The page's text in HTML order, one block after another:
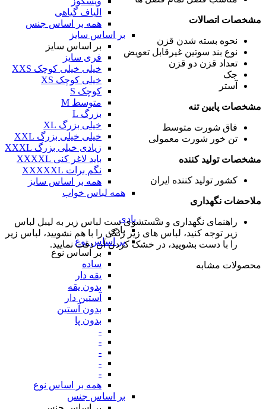
الیاف گیاهی
همه بر اساس جنس
بر اساس سایز
بر اساس سایز
فری سایز
خیلی خیلی کوچک XXS
خیلی کوچک XS
کوچک S
متوسط M
بزرگ L
خیلی بزرگ XL
خیلی خیلی بزرگ XXL
زیادی خیلی بزرگ XXXL
باید لاغر کنی XXXXL
نگم برات XXXXXL
همه بر اساس سایز
همه لباس خواب
بادی
بادی
بر اساس نوع
بر اساس نوع
ساده
یقه دار
بدون یقه
آستین دار
بدون آستین
بدون پا
-
-
-
-
-
همه بر اساس نوع
بر اساس جنس
مشخصات اتصالات
نحوه بسته شدن قزن
نوع بند سوتین غیرقابل تعویض
تعداد قزن دو قزن
جک
آستر
مشخصات پایین تنه
فاق شورت متوسط
تن خور شورت معمولی
مشخصات تولید کننده
کشور تولید کننده ایران
ملاحضات نگهداری
راهنمای نگهداری و شستشوی ست لباس زیر به لیبل لباس
زیر توجه کنید، لباس های زیر رنگی را با هم نشویید، لباس زیر
را با دست بشویید، در خشک کردن آن دقت نمایید.
محصولات مشابه